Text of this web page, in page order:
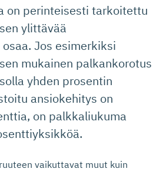
on perinteisesti tarkoitettu
ylittävää
Jos esimerkiksi
mukainen palkankorotus
yhden prosentin
ansiokehitys on
on palkkaliukuma
vaikuttavat muut kuin